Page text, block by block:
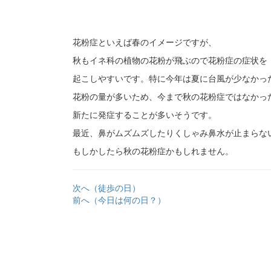
花粉症といえば春のイメージですが、
秋もイネ科の植物の花粉が飛ぶので花粉症の症状を
起こしやすいです。特に今年は夏に台風が少なかっ
花粉の量が多いため、今まで秋の花粉症ではなかっ
新たに発症することが多いそうです。
最近、鼻がムズムズしたりくしゃみ鼻水が止まらな
もしかしたら秋の花粉症かもしれません。
次へ（徒歩の日）
前へ（今日は何の日？）